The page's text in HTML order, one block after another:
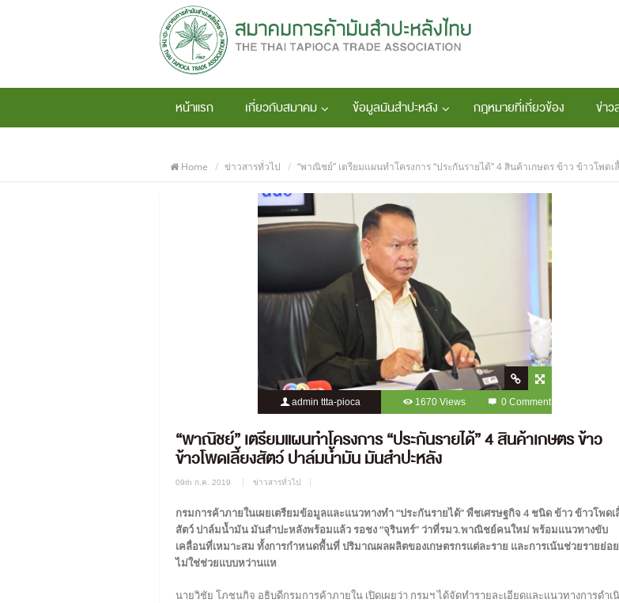
หน้าแรก เกี่ยวกับสมาคม ข้อมูลมันสำปะหลัง กฎหมายที่เกี่ยวข้อง ข่าว
Home ข่าวสารทั่วไป “พาณิชย์” เตรียมแผนทำโครงการ “ประกันรายได้” 4 สินค้าเกษตร ข้าว ข้าวโพ
admin ttta-pioca 1670 Views 0 Comment
“พาณิชย์” เตรียมแผนทำโครงการ “ประกันรายได้” 4 สินค้าเกษตร ข้าว
ข้าวโพดเลี้ยงสัตว์ ปาล์มน้ำมัน มันสำปะหลัง
09th ก.ค. 2019 ข่าวสารทั่วไป
กรมการค้าภายในเผยเตรียมข้อมูลและแนวทางทำ “ประกันรายได้” พืชเศรษฐกิจ 4 ชนิด ข้าว ข้าวโพดเ
สัตว์ ปาล์มน้ำมัน มันสำปะหลังพร้อมแล้ว รอชง “จุรินทร์” ว่าที่รมว.พาณิชย์คนใหม่ พร้อมแนวทางขับ
เคลื่อนที่เหมาะสม ทั้งการกำหนดพื้นที่ ปริมาณผลผลิตของเกษตรกรแต่ละราย และการเน้นช่วยรายย่อย
ไม่ใช่ช่วยแบบหว่านแห
นายวิชัย โภชนกิจ อธิบดีกรมการค้าภายใน เปิดเผยว่า กรมฯ ได้จัดทำรายละเอียดและแนวทางการดำเ